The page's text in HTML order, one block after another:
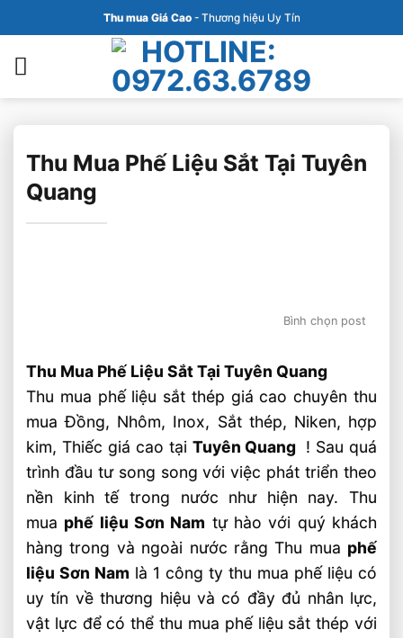
qua
nội
Thu mua Giá Cao- Thương hiệu Uy Tín
Thu Mua Phế Liệu Sắt Tại Tuyên
Quang
Bình chọn post
Thu Mua Phế Liệu Sắt Tại Tuyên Quang
Thu mua phế liệu sắt thép giá cao chuyên thu
mua Đồng, Nhôm, Inox, Sắt thép, Niken, hợp
kim, Thiếc giá cao tại Tuyên Quang ! Sau quá
trình đầu tư song song với việc phát triển theo
nền kinh tế trong nước như hiện nay. Thu
mua phế liệu Sơn Nam tự hào với quý khách
hàng trong và ngoài nước rằng Thu mua phế
liệu Sơn Nam là 1 công ty thu mua phế liệu có
uy tín về thương hiệu và có đầy đủ nhân lực,
vật lực để có thể thu mua phế liệu sắt thép với